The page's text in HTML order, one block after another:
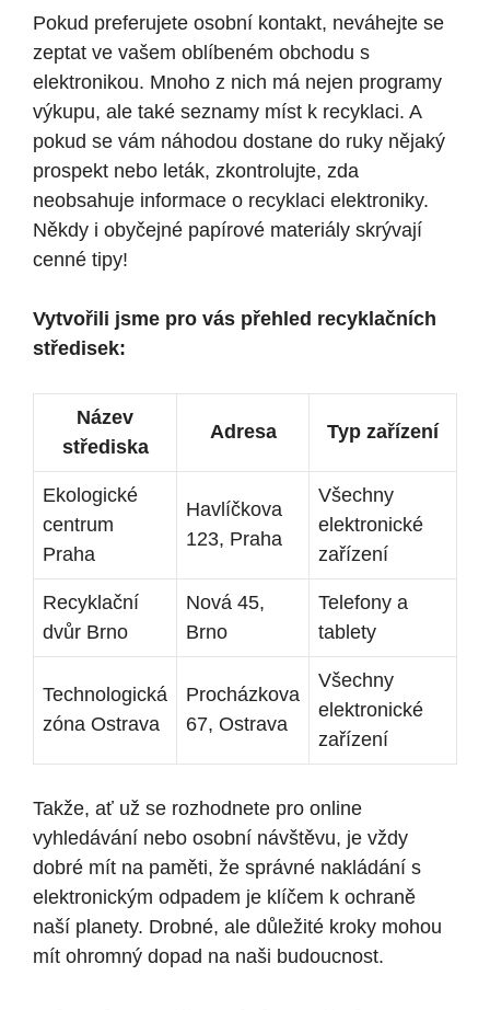
Pokud preferujete osobní kontakt, neváhejte se
zeptat ve vašem oblíbeném obchodu s
elektronikou. Mnoho z nich má nejen programy
výkupu, ale také seznamy míst k recyklaci. A
pokud se vám náhodou dostane do ruky nějaký
prospekt nebo leták, zkontrolujte, zda
neobsahuje informace o recyklaci elektroniky.
Někdy i obyčejné papírové materiály skrývají
cenné tipy!
Vytvořili jsme pro vás přehled recyklačních
středisek:
Název
střediska
Adresa Typ zařízení
Ekologické
centrum
Praha
Havlíčkova
123, Praha
Všechny
elektronické
zařízení
Recyklační
dvůr Brno
Nová 45,
Brno
Telefony a
tablety
Technologická
zóna Ostrava
Procházkova
67, Ostrava
Všechny
elektronické
zařízení
Takže, ať už se rozhodnete pro online
vyhledávání nebo osobní návštěvu, je vždy
dobré mít na paměti, že správné nakládání s
elektronickým odpadem je klíčem k ochraně
naší planety. Drobné, ale důležité kroky mohou
mít ohromný dopad na naši budoucnost.